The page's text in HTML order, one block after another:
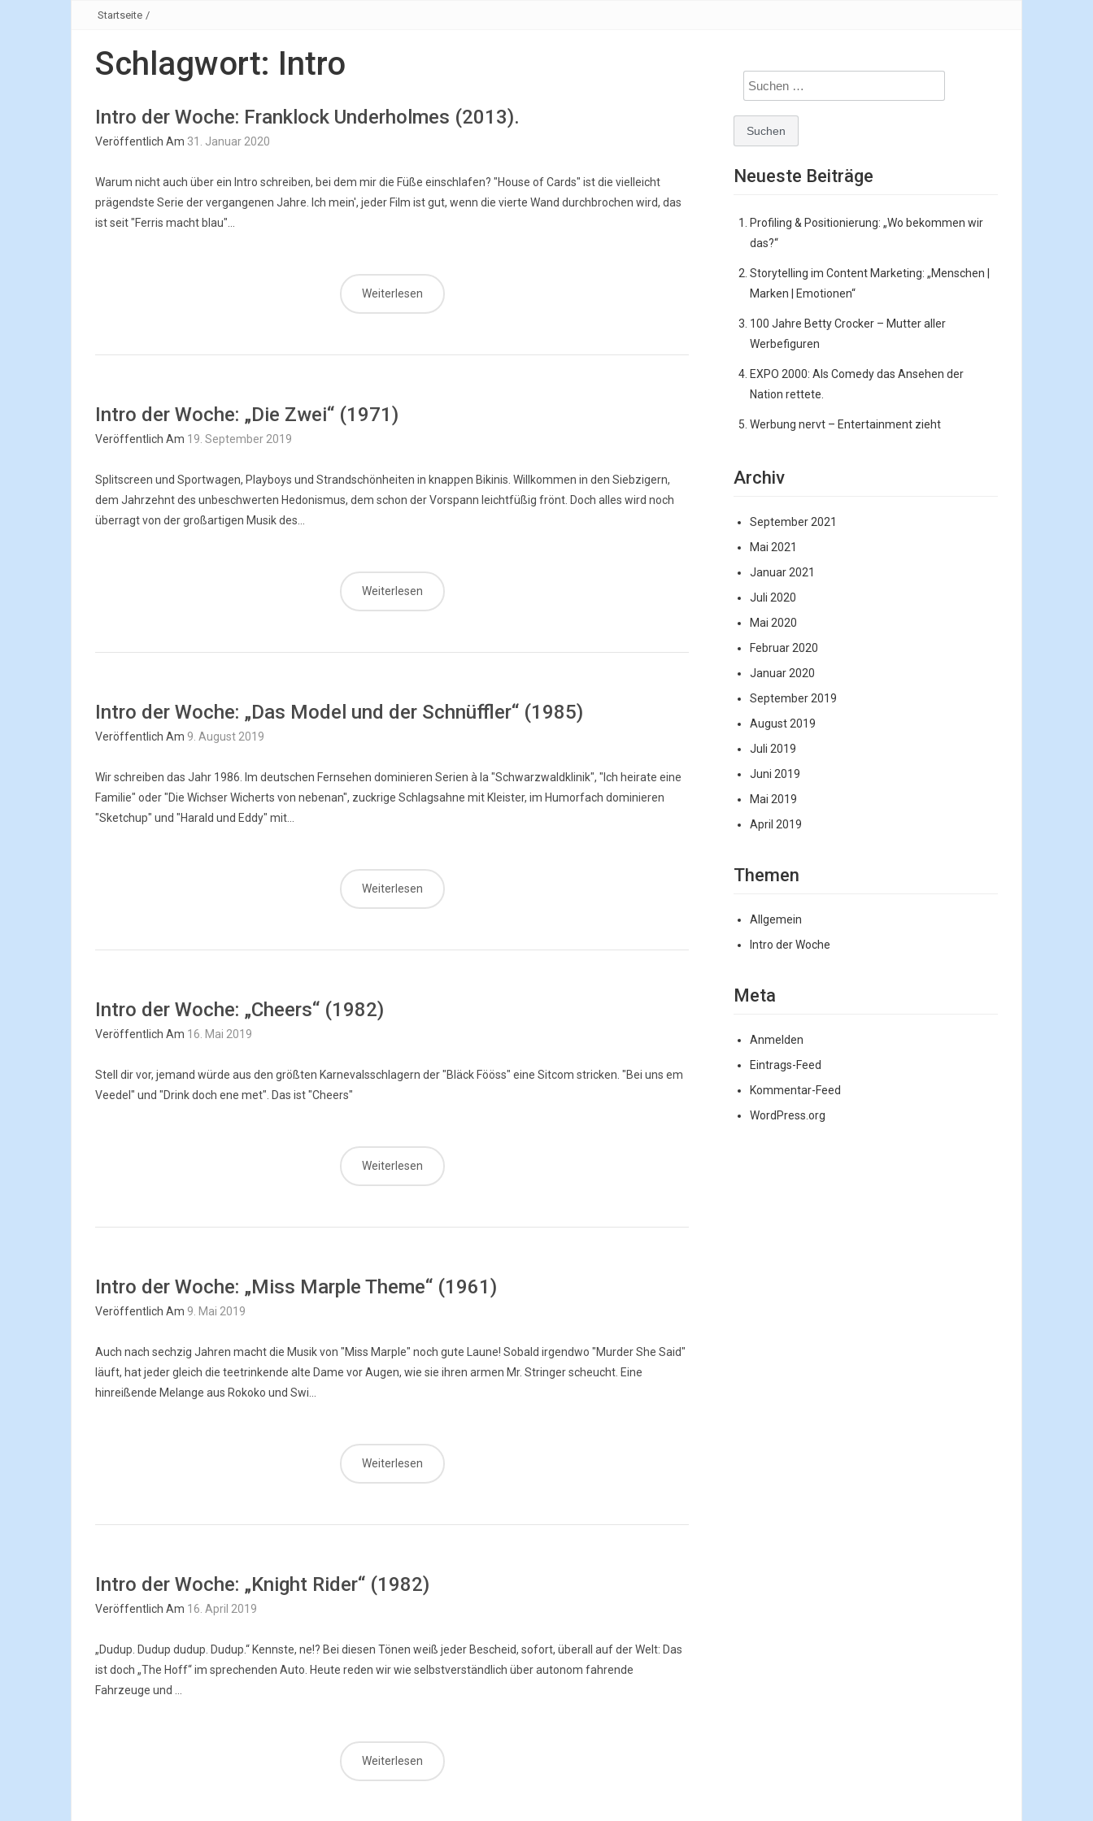
Startseite /
Schlagwort: Intro
Intro der Woche: Franklock Underholmes (2013).
Veröffentlich Am 31. Januar 2020
Warum nicht auch über ein Intro schreiben, bei dem mir die Füße einschlafen? "House of Cards" ist die vielleicht
prägendste Serie der vergangenen Jahre. Ich mein', jeder Film ist gut, wenn die vierte Wand durchbrochen wird, das
ist seit "Ferris macht blau"...
Weiterlesen
Intro der Woche: „Die Zwei“ (1971)
Veröffentlich Am 19. September 2019
Splitscreen und Sportwagen, Playboys und Strandschönheiten in knappen Bikinis. Willkommen in den Siebzigern,
dem Jahrzehnt des unbeschwerten Hedonismus, dem schon der Vorspann leichtfüßig frönt. Doch alles wird noch
überragt von der großartigen Musik des...
Weiterlesen
Intro der Woche: „Das Model und der Schnüffler“ (1985)
Veröffentlich Am 9. August 2019
Wir schreiben das Jahr 1986. Im deutschen Fernsehen dominieren Serien à la "Schwarzwaldklinik", "Ich heirate eine
Familie" oder "Die Wichser Wicherts von nebenan", zuckrige Schlagsahne mit Kleister, im Humorfach dominieren
"Sketchup" und "Harald und Eddy" mit...
Weiterlesen
Intro der Woche: „Cheers“ (1982)
Veröffentlich Am 16. Mai 2019
Stell dir vor, jemand würde aus den größten Karnevalsschlagern der "Bläck Fööss" eine Sitcom stricken. "Bei uns em
Veedel" und "Drink doch ene met". Das ist "Cheers"
Weiterlesen
Intro der Woche: „Miss Marple Theme“ (1961)
Veröffentlich Am 9. Mai 2019
Auch nach sechzig Jahren macht die Musik von "Miss Marple" noch gute Laune! Sobald irgendwo "Murder She Said"
läuft, hat jeder gleich die teetrinkende alte Dame vor Augen, wie sie ihren armen Mr. Stringer scheucht. Eine
hinreißende Melange aus Rokoko und Swi...
Weiterlesen
Intro der Woche: „Knight Rider“ (1982)
Veröffentlich Am 16. April 2019
„Dudup. Dudup dudup. Dudup.“ Kennste, ne!? Bei diesen Tönen weiß jeder Bescheid, sofort, überall auf der Welt: Das
ist doch „The Hoff“ im sprechenden Auto. Heute reden wir wie selbstverständlich über autonom fahrende
Fahrzeuge und ...
Weiterlesen
Suchen
nach:
Neueste Beiträge
Profiling & Positionierung: „Wo bekommen wir
das?“
Storytelling im Content Marketing: „Menschen |
Marken | Emotionen“
100 Jahre Betty Crocker – Mutter aller
Werbefiguren
EXPO 2000: Als Comedy das Ansehen der
Nation rettete.
Werbung nervt – Entertainment zieht
Archiv
September 2021
Mai 2021
Januar 2021
Juli 2020
Mai 2020
Februar 2020
Januar 2020
September 2019
August 2019
Juli 2019
Juni 2019
Mai 2019
April 2019
Themen
Allgemein
Intro der Woche
Meta
Anmelden
Eintrags-Feed
Kommentar-Feed
WordPress.org